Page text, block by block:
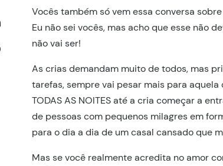
Vocês também só vem essa conversa
Eu não sei vocês, mas acho que esse não
não vai ser!
As crias demandam muito de todos, mas
tarefas, sempre vai pesar mais para
TODAS AS NOITES até a cria começar a
de pessoas com pequenos milagres em
para o dia a dia de um casal cansado que
Mas se você realmente acredita no amor